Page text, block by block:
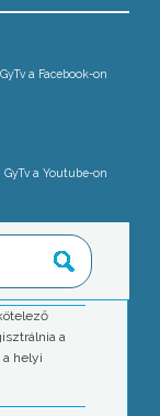
GyTv a Facebook-on
GyTv a Youtube-on
a
a helyi